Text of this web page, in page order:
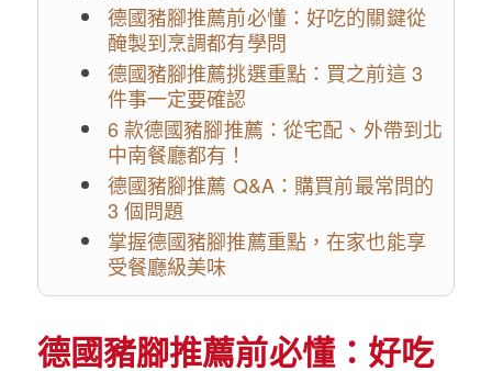
德國豬腳推薦前必懂：好吃的關鍵從
醃製到烹調都有學問
德國豬腳推薦挑選重點：買之前這 3
件事一定要確認
6 款德國豬腳推薦：從宅配、外帶到北
中南餐廳都有！
德國豬腳推薦 Q&A：購買前最常問的
3 個問題
掌握德國豬腳推薦重點，在家也能享
受餐廳級美味
德國豬腳推薦前必懂：好吃